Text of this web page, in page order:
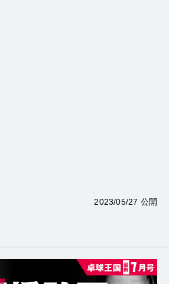
2023/05/27 公開